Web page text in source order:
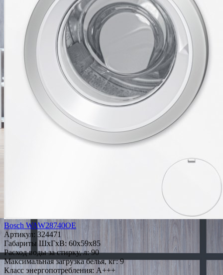
Bosch WAW28740OE
Артикул: 324471
Габариты ШxГxВ: 60x59x85
Расход воды за стирку, л: 90
Максимальная загрузка белья, кг: 9
Класс энергопотребления: A+++